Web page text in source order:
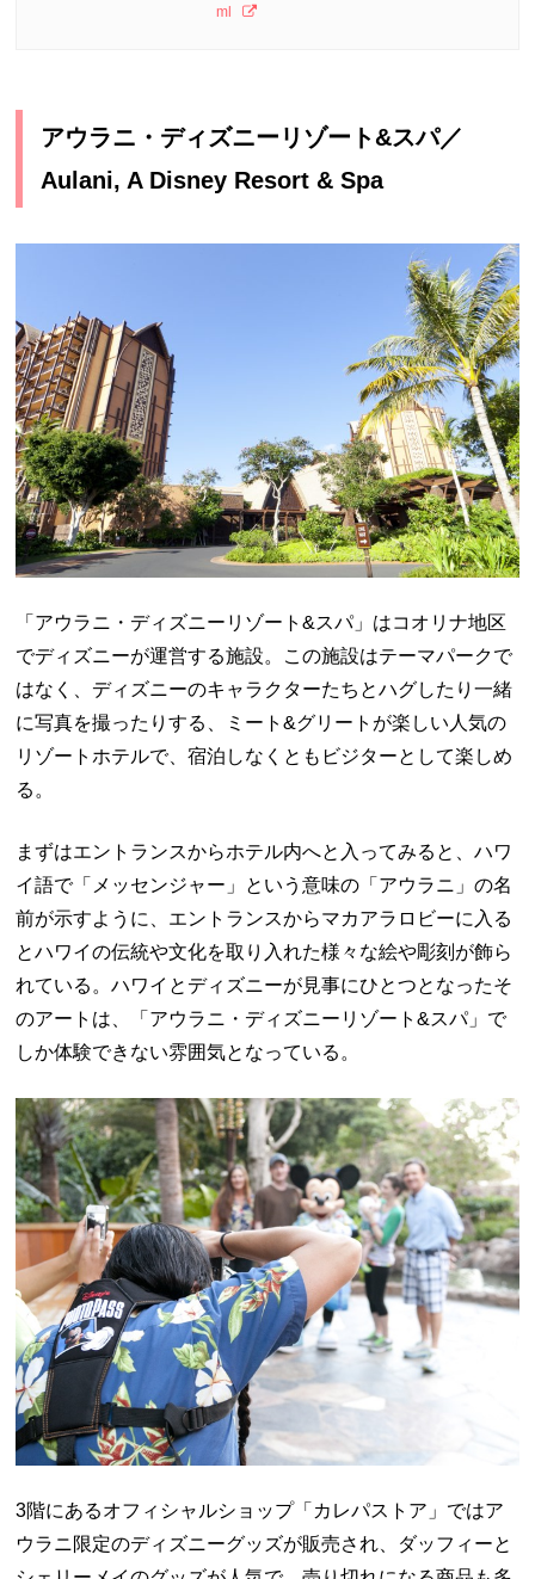
ml
アウラニ・ディズニーリゾート&スパ／
Aulani, A Disney Resort & Spa
「アウラニ・ディズニーリゾート&スパ」はコオリナ地区
でディズニーが運営する施設。この施設はテーマパークで
はなく、ディズニーのキャラクターたちとハグしたり一緒
に写真を撮ったりする、ミート&グリートが楽しい人気の
リゾートホテルで、宿泊しなくともビジターとして楽しめ
る。
まずはエントランスからホテル内へと入ってみると、ハワ
イ語で「メッセンジャー」という意味の「アウラニ」の名
前が示すように、エントランスからマカアラロビーに入る
とハワイの伝統や文化を取り入れた様々な絵や彫刻が飾ら
れている。ハワイとディズニーが見事にひとつとなったそ
のアートは、「アウラニ・ディズニーリゾート&スパ」で
しか体験できない雰囲気となっている。
3階にあるオフィシャルショップ「カレパストア」ではア
ウラニ限定のディズニーグッズが販売され、ダッフィーと